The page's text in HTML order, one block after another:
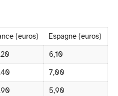
(euros)
Espagne (euros)
6,10
7,00
5,90